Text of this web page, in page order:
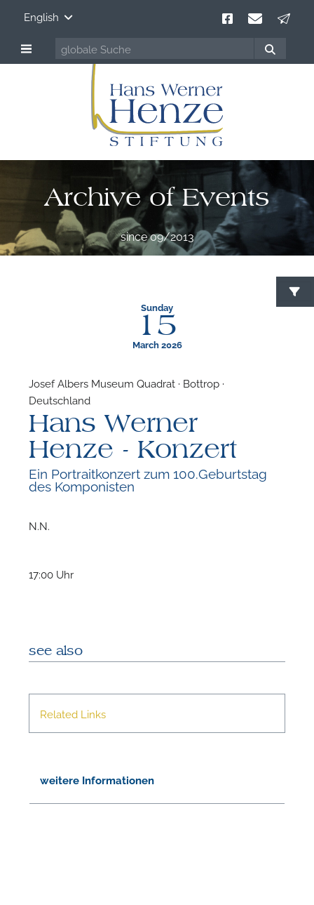
English
Archive of Events
since 09/2013
Sunday
15
March 2026
Josef Albers Museum Quadrat · Bottrop ·
Deutschland
Hans Werner
Henze - Konzert
Ein Portraitkonzert zum 100.Geburtstag
des Komponisten
N.N.
17:00 Uhr
see also
Related Links
weitere Informationen